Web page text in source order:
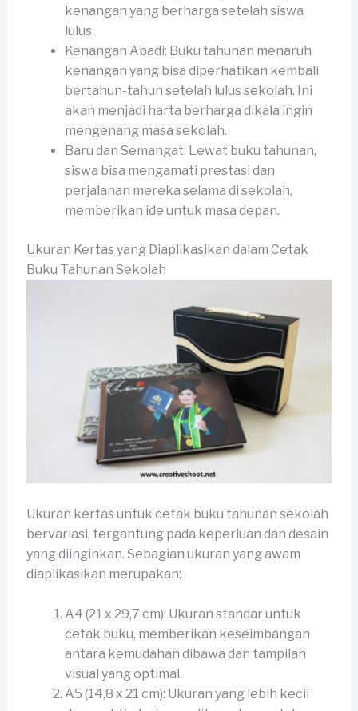
kenangan yang berharga setelah siswa
lulus.
Kenangan Abadi: Buku tahunan menaruh
kenangan yang bisa diperhatikan kembali
bertahun-tahun setelah lulus sekolah. Ini
akan menjadi harta berharga dikala ingin
mengenang masa sekolah.
Baru dan Semangat: Lewat buku tahunan,
siswa bisa mengamati prestasi dan
perjalanan mereka selama di sekolah,
memberikan ide untuk masa depan.
Ukuran Kertas yang Diaplikasikan dalam Cetak
Buku Tahunan Sekolah
Ukuran kertas untuk cetak buku tahunan sekolah
bervariasi, tergantung pada keperluan dan desain
yang diinginkan. Sebagian ukuran yang awam
diaplikasikan merupakan:
A4 (21 x 29,7 cm): Ukuran standar untuk
cetak buku, memberikan keseimbangan
antara kemudahan dibawa dan tampilan
visual yang optimal.
A5 (14,8 x 21 cm): Ukuran yang lebih kecil